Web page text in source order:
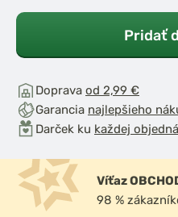
2
EASY
DAM Signalizátor B
s odnímateľnými
Pridať
Doprava od 2,99 €
Garancia najlepšieho
Darček ku každej
Víťaz
98 %